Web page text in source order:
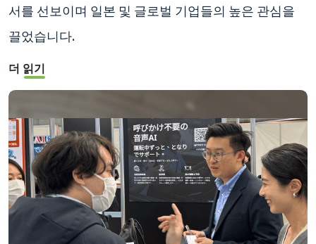
서를 선보이며 일본 및 글로벌 기업들의 높은 관심을
끌었습니다.
더 읽기